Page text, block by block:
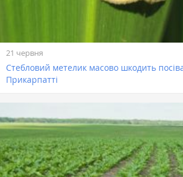
21 червня
Стебловий метелик масово шкодить
Прикарпатті